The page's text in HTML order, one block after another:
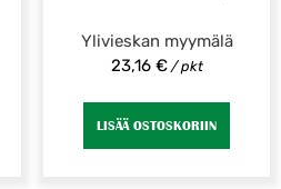
Ylivieskan myymälä
23,16 €/ pkt
LISÄÄ OSTOSKORIIN